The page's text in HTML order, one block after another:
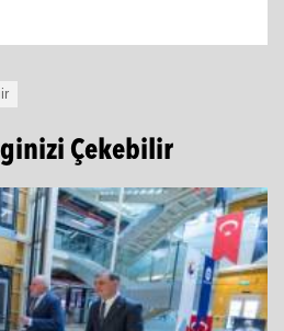
Çekebilir